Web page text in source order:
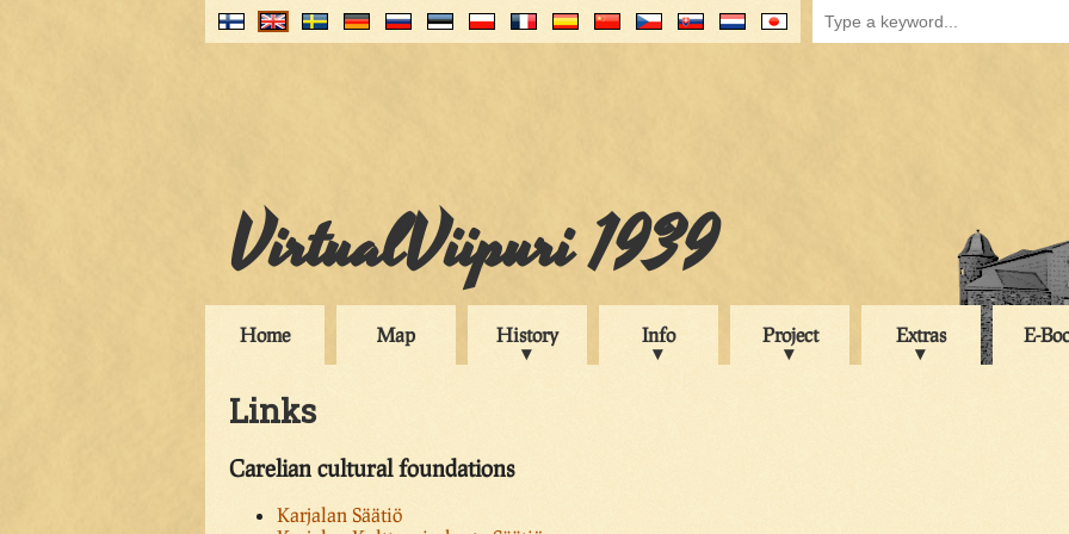
VirtualViipuri 1939
Home Map History Info Project Extras E-
Links
Carelian cultural foundations
Karjalan Säätiö